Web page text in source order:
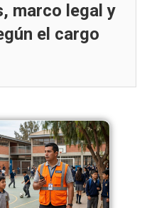
marco legal y
el cargo